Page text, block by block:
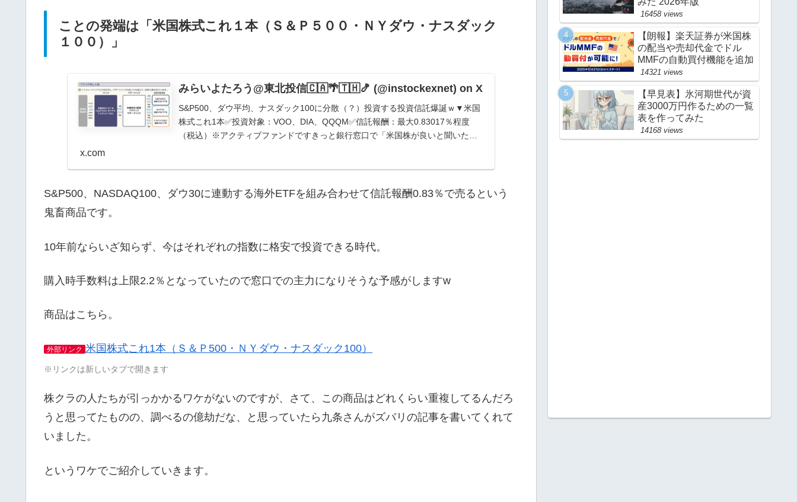
ことの発端は「米国株式これ１本（Ｓ＆Ｐ５００・ＮＹダウ・ナスダック
１００）」
みらいよたろう@東北投信🇨🇦🌴🇹🇭🍤 (@instockexnet) on X
S&P500、ダウ平均、ナスダック100に分散（？）投資する投資信託爆誕ｗ▼米国
株式これ1本✅投資対象：VOO、DIA、QQQM✅信託報酬：最大0.83017％程度
（税込）※アクティブファンドですきっと銀行窓口で「米国株が良いと聞いた」
x.com
S&P500、NASDAQ100、ダウ30に連動する海外ETFを組み合わせて信託報酬0.83％で売るという
鬼畜商品です。
10年前ならいざ知らず、今はそれぞれの指数に格安で投資できる時代。
購入時手数料は上限2.2％となっていたので窓口での主力になりそうな予感がしますw
商品はこちら。
外部リンク 米国株式これ1本（Ｓ＆Ｐ500・ＮＹダウ・ナスダック100）
※リンクは新しいタブで開きます
株クラの人たちが引っかかるワケがないのですが、さて、この商品はどれくらい重複してるんだろ
うと思ってたものの、調べるの億劫だな、と思っていたら九条さんがズバリの記事を書いてくれて
いました。
というワケでご紹介していきます。
16458 views
【朗報】楽天証券が米国株
の配当や売却代金でドル
MMFの自動買付機能を追加
14321 views
【早見表】氷河期世代が資
産3000万円作るための一覧
表を作ってみた
14168 views